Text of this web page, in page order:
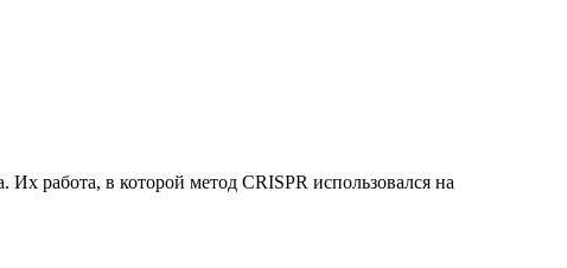
работа, в которой метод CRISPR использовался на